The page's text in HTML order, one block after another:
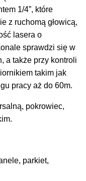
1/4”, które
z ruchomą głowicą,
lasera o
sprawdzi się w
a także przy kontroli
takim jak
pracy aż do 60m.
pokrowiec,
parkiet,